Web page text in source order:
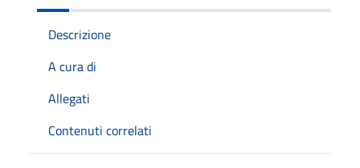
Descrizione
A cura di
Allegati
Contenuti correlati